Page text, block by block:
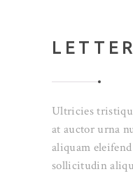
Ultricies
at auctor urna
aliquam
sollicitudin